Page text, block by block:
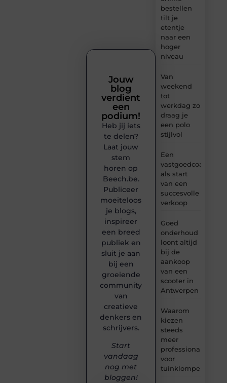
bestellen
tilt je
etentje
naar een
hoger
niveau
Van
weekend
tot
werkdag zo
draag je
een polo
stijlvol
Een
vastgoedcoach
als start
van een
succesvolle
verkoop
Goed
onderhoud
loont altijd
bij de
aankoop
van een
scooter in
Antwerpen
Waarom
kiezen
steeds
meer
professionals
voor
tuinklompen?
Jouw
blog
verdient
een
podium!
Heb jij iets
te delen?
Laat jouw
stem
horen op
Beech.be.
Publiceer
moeiteloos
je blogs,
inspireer
een breed
publiek en
sluit je aan
bij een
groeiende
community
van
creatieve
denkers en
schrijvers.
Start
vandaag
nog met
bloggen!